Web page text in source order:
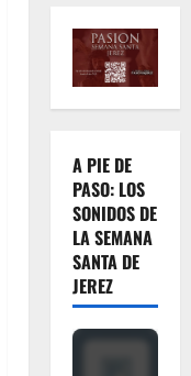
A PIE DE
PASO: LOS
SONIDOS DE
LA SEMANA
SANTA DE
JEREZ